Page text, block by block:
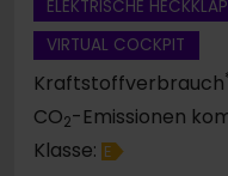
ELEKTRISCHE
VIRTUAL COCKPIT
Kraftstoffverbrauch
CO2-Emissionen
Klasse: E